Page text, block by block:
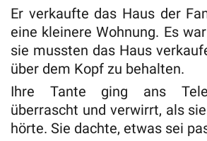
Er verkaufte das Haus der
eine kleinere Wohnung. Es
sie mussten das Haus
über dem Kopf zu behalten.
Ihre Tante ging ans
überrascht und verwirrt, als
hörte. Sie dachte, etwas sei